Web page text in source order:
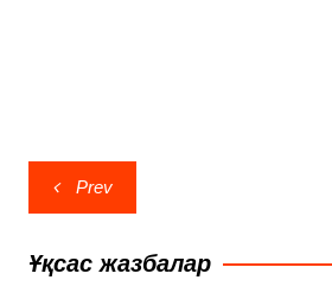
Навигация
по
записям
Prev
Ұқсас жазбалар